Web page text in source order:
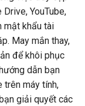
YouTube,
mật khẩu tài
May mắn thay,
để khôi phục
dẫn bạn
trên máy tính,
giải quyết các